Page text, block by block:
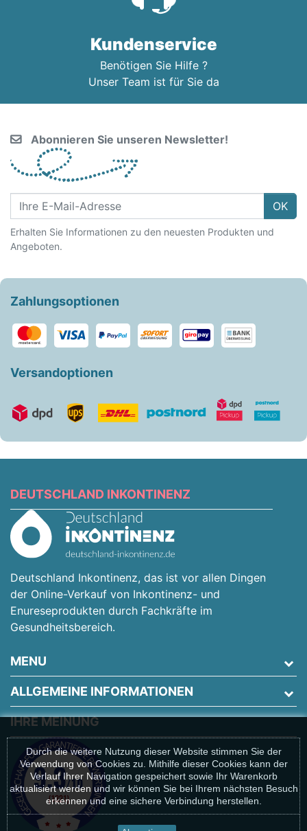
Kundenservice
Benötigen Sie Hilfe ?
Unser Team ist für Sie da
Abonnieren Sie unseren Newsletter!
OK
Erhalten Sie Informationen zu den neuesten Produkten und
Angeboten.
Zahlungsoptionen
Versandoptionen
DEUTSCHLAND INKONTINENZ
Deutschland Inkontinenz, das ist vor allen Dingen
der Online-Verkauf von Inkontinenz- und
Enureseprodukten durch Fachkräfte im
Gesundheitsbereich.
MENU
ALLGEMEINE INFORMATIONEN
Durch die weitere Nutzung dieser Website stimmen Sie der
Verwendung von Cookies zu. Mithilfe dieser Cookies kann der
Verlauf Ihrer Navigation gespeichert sowie Ihr Warenkorb
aktualisiert werden und wir können Sie bei Ihrem nächsten Besuch
erkennen und eine sichere Verbindung herstellen.
IHRE MEINUNG